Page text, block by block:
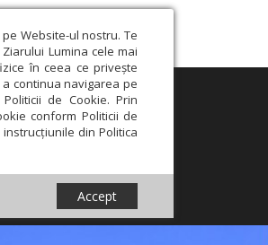
Website-ul nostru. Te
Lumina cele mai
în ceea ce privește
continua navigarea pe
de Cookie. Prin
conform Politicii de
din Politica
Accept